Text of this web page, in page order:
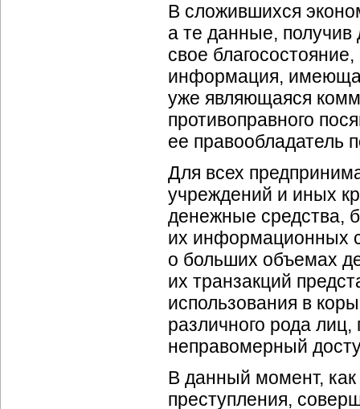
В сложившихся
а те данные,
свое
информация,
уже являющаяся
противоправного
ее правообладатель
Для всех
учреждений и иных
денежные средства,
их информационных
о больших объемах
их транзакций
использования в
различного рода
неправомерный
В данный момент, как
преступления,